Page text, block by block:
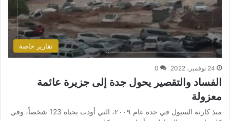
تقارير خاصة
24 نوفمبر، 2022 0
الفساد والتقصير يحول جدة إلى جزيرة عائمة
معزولة
منذ كارثة السيول في جدة عام ٢٠٠٩، التي أودت بحياة 123 شخصاً، وفي